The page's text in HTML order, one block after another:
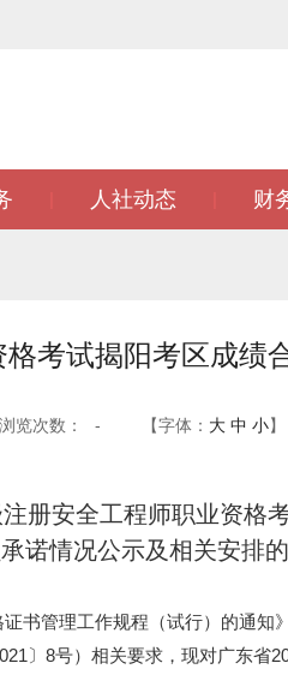
人社动态 财
考试揭阳考区成绩
浏览次数： - 【字体： 大 中 小】
册安全工程师职业资格
承诺情况公示及相关安排
管理工作规程（试行）的通知
〕8号）相关要求，现对广东省